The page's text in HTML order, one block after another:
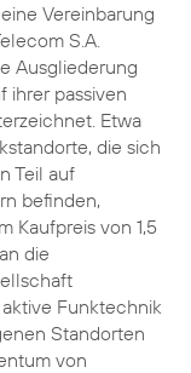
Vereinbarung
S.A.
Ausgliederung
ihrer passiven
Etwa
die sich
Teil auf
befinden,
Kaufpreis von 1,5
die
Funktechnik
Standorten
von